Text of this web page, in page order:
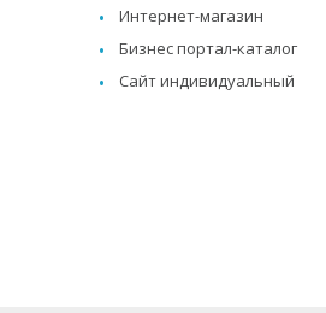
Интернет-магазин
Бизнес портал-каталог
Сайт индивидуальный